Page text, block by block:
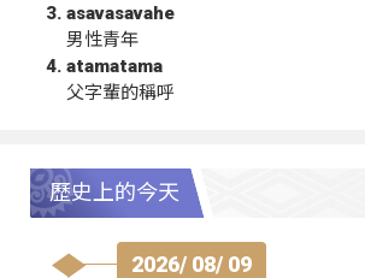
asavasavahe
男性青年
atamatama
父字輩的稱呼
歷史上的今天
2026/ 08/ 09